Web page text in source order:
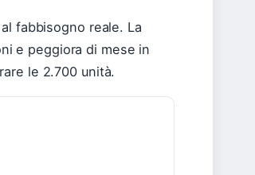
fabbisogno reale. La
e peggiora di mese in
le 2.700 unità.